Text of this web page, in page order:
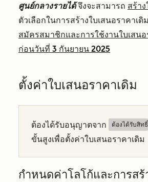
ศูนย์กลางรายได้จึงจะสามารถ สร้า
ตัวเลือกในการสร้างใบเสนอราคาเ
สมัครสมาชิกและการใช้งานใบเสน
ก่อนวันที่ 3 กันยายน 2025
ตั้งค่าใบเสนอราคาเดิม
ต้องได้รับอนุญาตจาก ต้องได้รับสิทธิ์​
ขั้นสูงเพื่อตั้งค่าใบเสนอราคาเดิม
กำหนดค่าโลโก้และการส